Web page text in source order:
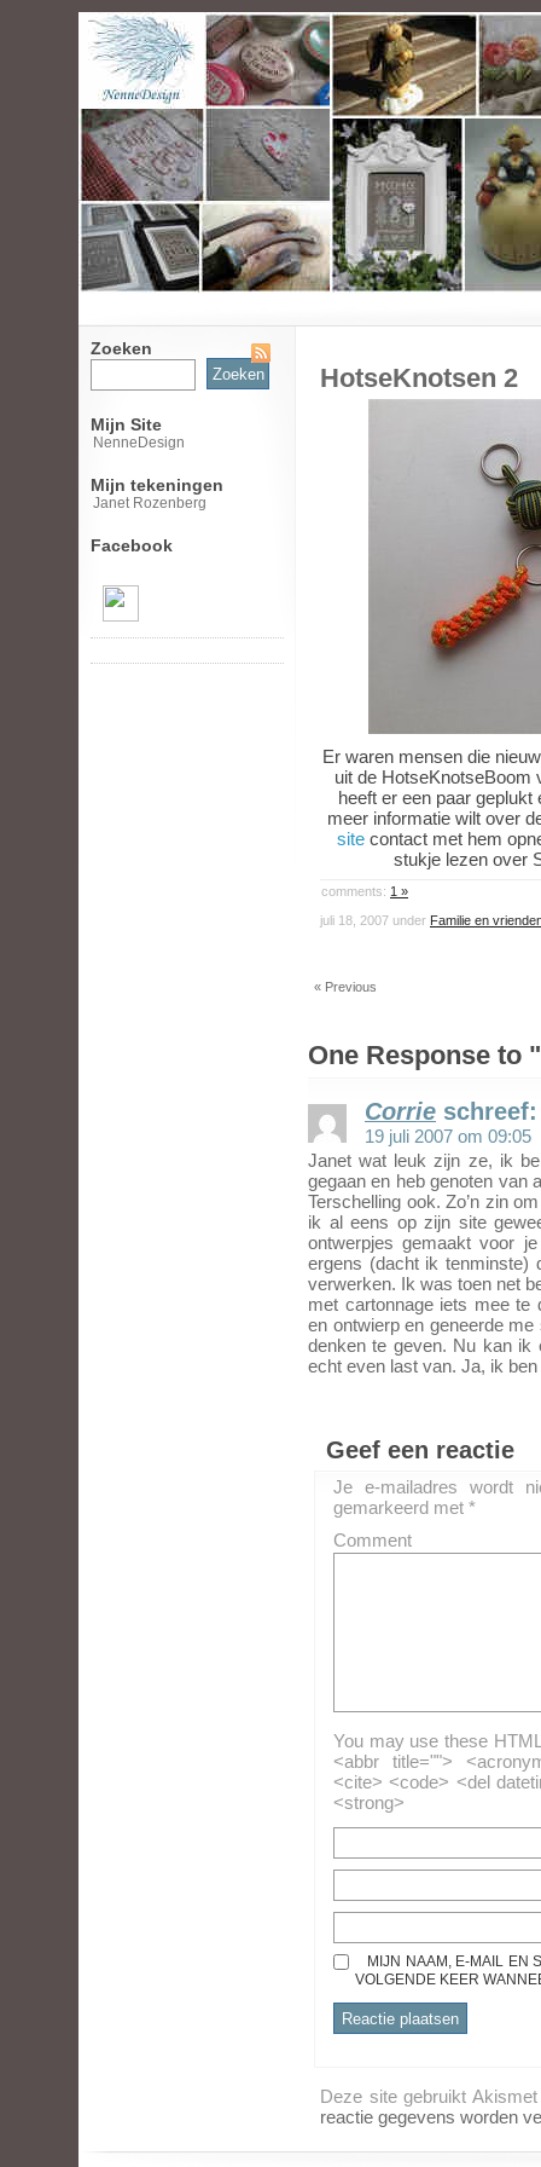
Zoeken
Zoeken
naar:
Mijn Site
NenneDesign
Mijn tekeningen
Janet Rozenberg
Facebook
HotseKnotsen 2
Er waren mensen die
uit de HotseKnotseBoom
heeft er een paar
meer informatie wilt over
site contact met hem
stukje lezen over
comments: 1 »
juli 18, 2007 under Familie en
« Previous
One Response to "
Corrie schreef:
19 juli 2007 om 09:05
Janet wat leuk zijn ze, ik
gegaan en heb genoten van
Terschelling ook. Zo’n zin
ik al eens op zijn site
ontwerpjes gemaakt voor
ergens (dacht ik tenminste)
verwerken. Ik was toen net
met cartonnage iets mee te
en ontwierp en geneerde
denken te geven. Nu kan ik
echt even last van. Ja, ik
Geef een reactie
Je e-mailadres wordt
gemarkeerd met *
Comment
You may use these
<abbr title="">
<cite> <code> <del
<strong>
MIJN NAAM, E-MAIL EN
VOLGENDE KEER
Deze site gebruikt
reactie gegevens worden